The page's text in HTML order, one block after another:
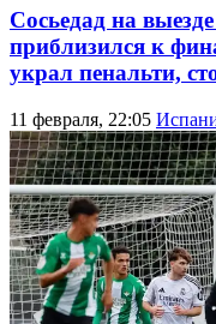
Сосьедад на
приблизился к
украл пенальти,
11 февраля, 22:05